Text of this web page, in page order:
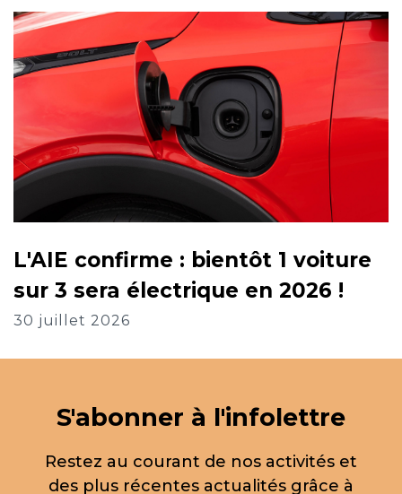
L'AIE confirme : bientôt 1 voiture
sur 3 sera électrique en 2026 !
30 juillet 2026
S'abonner à l'infolettre
Restez au courant de nos activités et
des plus récentes actualités grâce à